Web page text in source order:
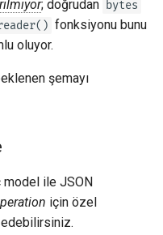
; doğrudan bytes
fonksiyonu bunu
oluyor.
şemayı
model ile JSON
için özel